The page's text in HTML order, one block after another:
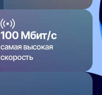
100 Мбит/с
самая высокая
скорость